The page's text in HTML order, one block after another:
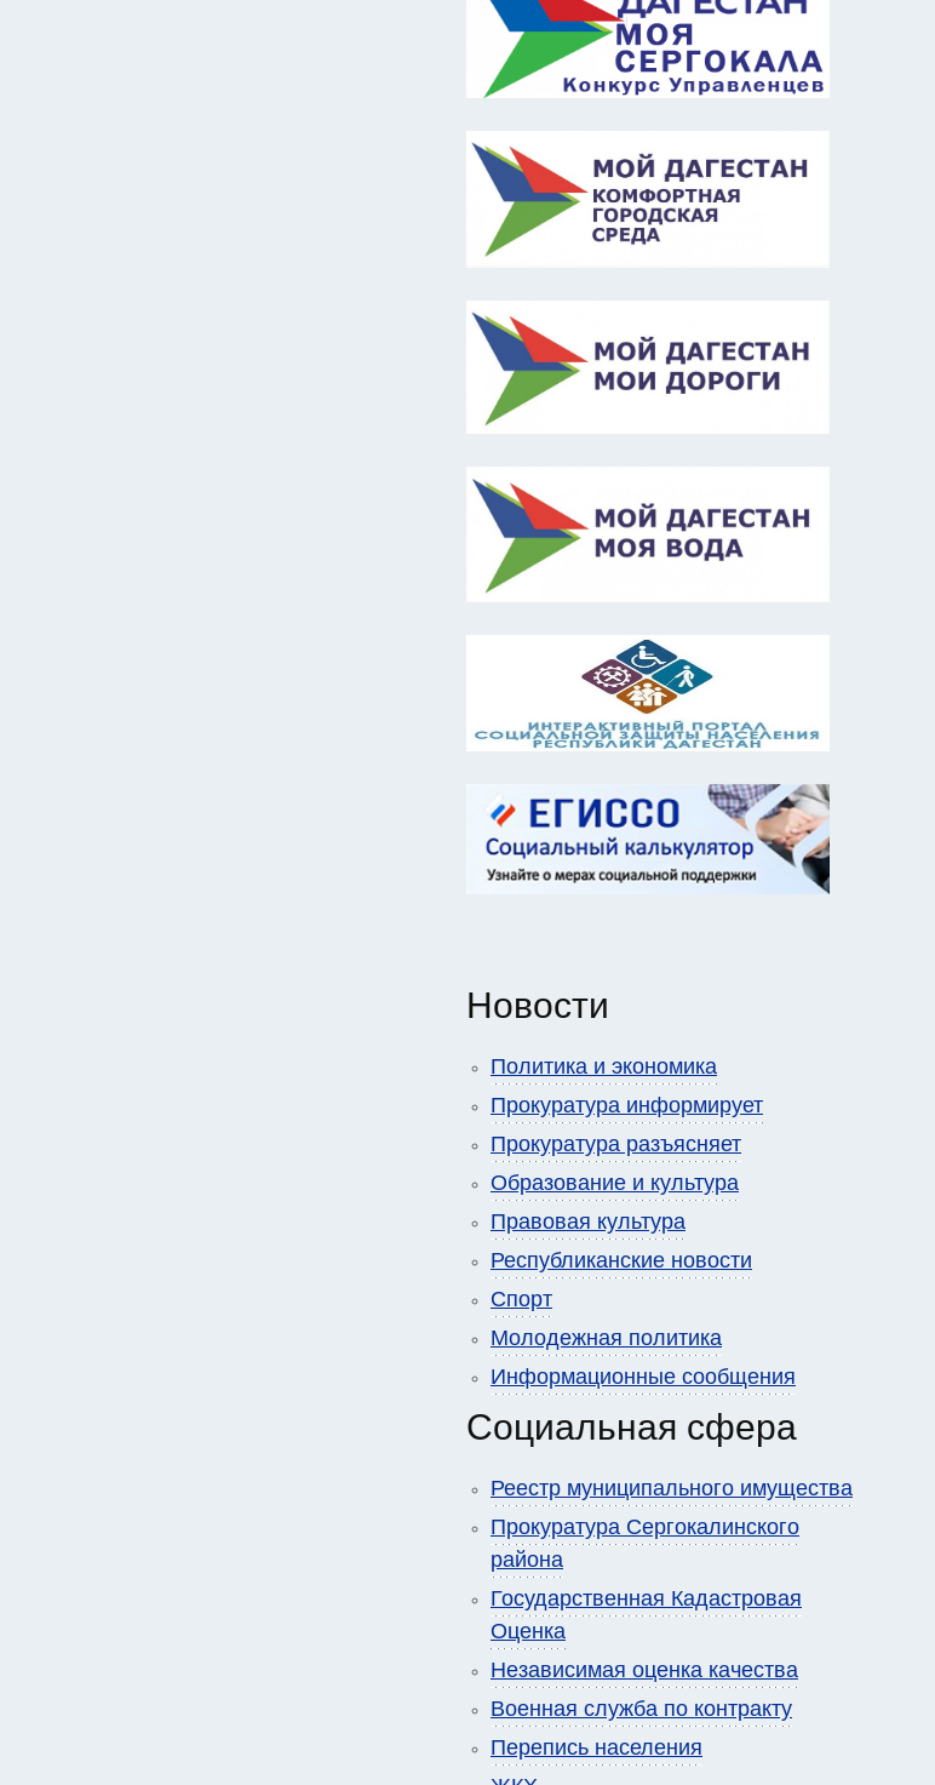
Новости
Политика и экономика
Прокуратура информирует
Прокуратура разъясняет
Образование и культура
Правовая культура
Республиканские новости
Спорт
Молодежная политика
Информационные сообщения
Социальная сфера
Реестр муниципального имущества
Прокуратура Сергокалинского
района
Государственная Кадастровая
Оценка
Независимая оценка качества
Военная служба по контракту
Перепись населения